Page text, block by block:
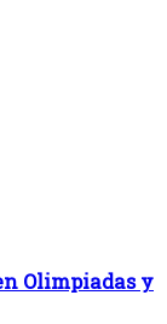
Olimpiadas y